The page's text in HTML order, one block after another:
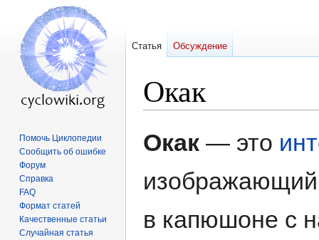
Окак
к
к
Окак — это
изображающий
в капюшоне c
Статья Обсуждение
Помочь Циклопедии
Сообщить об ошибке
Форум
Справка
FAQ
Формат статей
Качественные статьи
Случайная статья